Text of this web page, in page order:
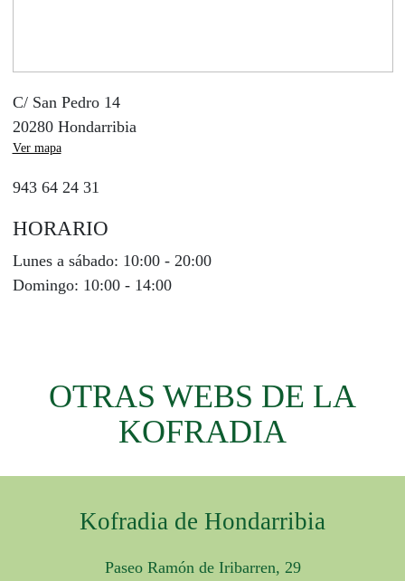
C/ San Pedro 14
20280 Hondarribia
Ver mapa
943 64 24 31
HORARIO
Lunes a sábado: 10:00 - 20:00
Domingo: 10:00 - 14:00
OTRAS WEBS DE LA
KOFRADIA
Kofradia de Hondarribia
Paseo Ramón de Iribarren, 29